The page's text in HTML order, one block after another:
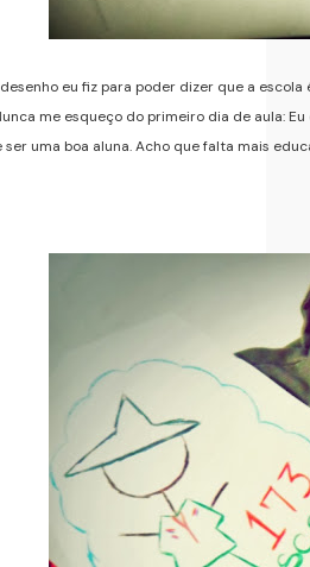
desenho eu fiz para poder dizer que a
me esqueço do primeiro dia de aula:
ser uma boa aluna. Acho que falta mais